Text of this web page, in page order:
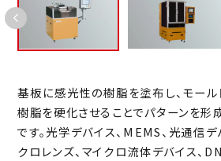
スプレーコーター・スピンコーター
アライメント仮止め装置
マイクロコンタクトプリンター
基板に感光性の樹脂を塗布し、モー
樹脂を硬化させることでパターンを形
です。光学デバイス、MEMS、光通信デ
クロレンズ、マイクロ流体デバイス、